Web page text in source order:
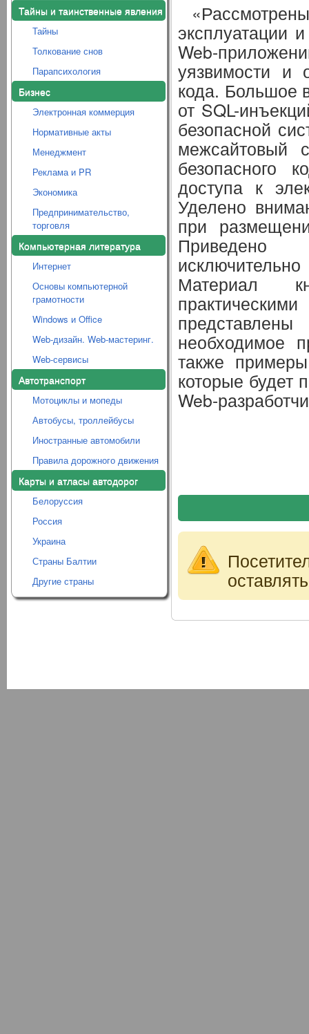
Тайны и таинственные явления
Тайны
Толкование снов
Парапсихология
Бизнес
Электронная коммерция
Нормативные акты
Менеджмент
Реклама и PR
Экономика
Предпринимательство,
торговля
Компьютерная литература
Интернет
Основы компьютерной
грамотности
Windows и Office
Web-дизайн. Web-мастеринг.
Web-сервисы
Автотранспорт
Мотоциклы и мопеды
Автобусы, троллейбусы
Иностранные автомобили
Правила дорожного движения
Карты и атласы автодорог
Белоруссия
Россия
Украина
Страны Балтии
Другие страны
эксплуатации
Web-
уязвимости и
кода. Большое
от SQL-
безопасной
межсайтовый
безопасного
доступа к
Уделено
при
Приведено
Материал
необходимое
также
которые будет
Web-